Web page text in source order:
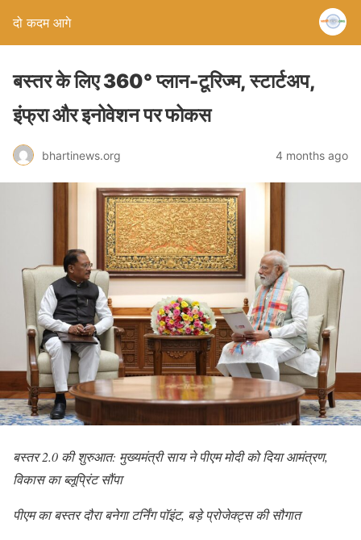
दो कदम आगे
बस्तर के लिए 360° प्लान-टूरिज्म, स्टार्टअप,
इंफ्रा और इनोवेशन पर फोकस
bhartinews.org 4 months ago
बस्तर 2.0 की शुरुआत: मुख्यमंत्री साय ने पीएम मोदी को दिया आमंत्रण,
विकास का ब्लूप्रिंट सौंपा
पीएम का बस्तर दौरा बनेगा टर्निंग पॉइंट, बड़े प्रोजेक्ट्स की सौगात